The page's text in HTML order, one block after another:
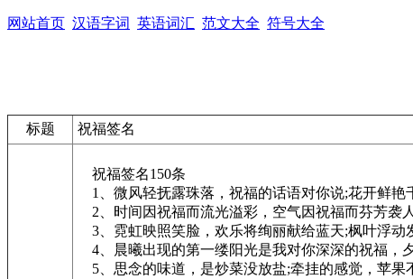
网站首页 汉语字词 英语词汇 范文大全 符号大全
标题 祝福签名
祝福签名150条
1、微风轻抚露珠落，祝福的话语对你说;花开鲜艳
2、时间因祝福而流光溢彩，空气因祝福而芬芳袭
3、霓虹映照笑脸，欢乐将绚丽献给蓝天;枫叶浮动
4、晨曦出现的第一缕阳光是我对你深深的祝福，
5、思念的味道，是炒菜没放盐;牵挂的感觉，苹果